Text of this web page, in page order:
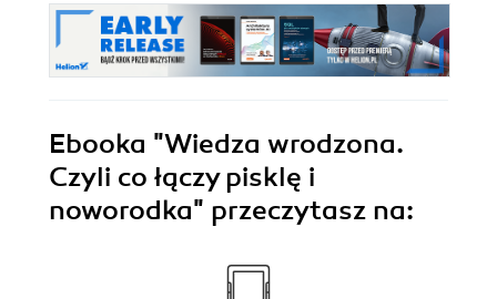
Ebooka "Wiedza wrodzona.
Czyli co łączy pisklę i
noworodka" przeczytasz na: